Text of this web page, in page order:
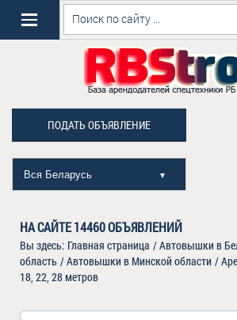
ПОДАТЬ ОБЪЯВЛЕНИЕ
Вся Беларусь ▼
НА САЙТЕ14460ОБЪЯВЛЕНИЙ
Вы здесь: Главная страница /Автовышки в
область /Автовышки в Минской области /
18, 22, 28 метров